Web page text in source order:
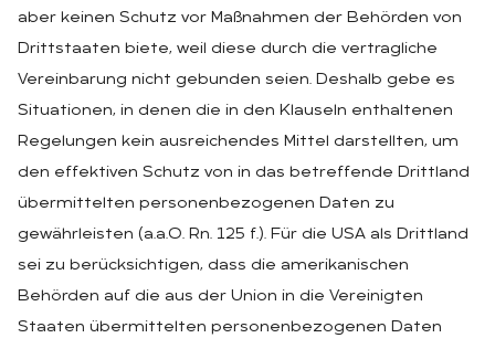
aber keinen Schutz vor Maßnahmen der Behörden von
Drittstaaten biete, weil diese durch die vertragliche
Vereinbarung nicht gebunden seien. Deshalb gebe es
Situationen, in denen die in den Klauseln enthaltenen
Regelungen kein ausreichendes Mittel darstellten, um
den effektiven Schutz von in das betreffende Drittland
übermittelten personenbezogenen Daten zu
gewährleisten (a.a.O. Rn. 125 f.). Für die USA als Drittland
sei zu berücksichtigen, dass die amerikanischen
Behörden auf die aus der Union in die Vereinigten
Staaten übermittelten personenbezogenen Daten